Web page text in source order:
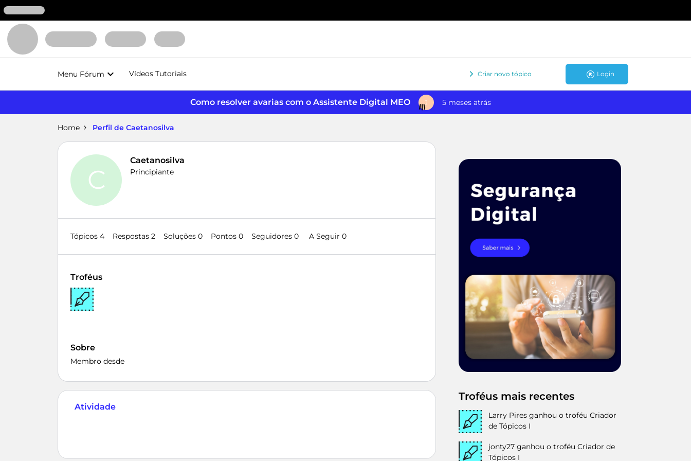
Menu Fórum Vídeos Tutoriais Criar novo tópico Login
Como resolver avarias com o Assistente Digital MEO J 5 meses atrás
Home Perfil de Caetanosilva
C
Caetanosilva
Principiante
Tópicos 4 Respostas 2 Soluções 0 Pontos 0 Seguidores 0 A Seguir 0
Troféus
Sobre
Membro desde
Atividade
Troféus mais recentes
Larry Pires ganhou o troféu Criador
de Tópicos I
jonty27 ganhou o troféu Criador de
Tópicos I